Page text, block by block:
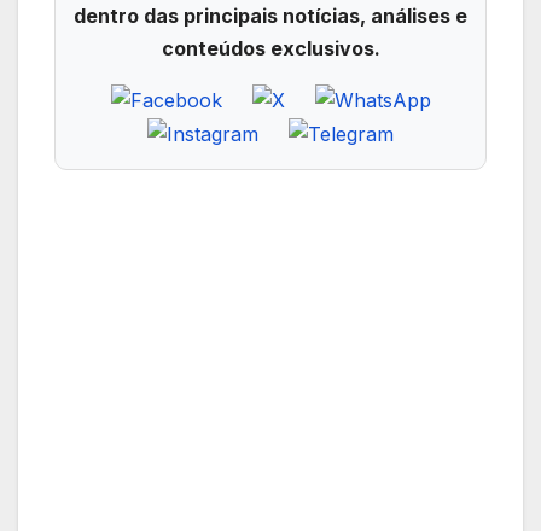
dentro das principais notícias, análises e
conteúdos exclusivos.